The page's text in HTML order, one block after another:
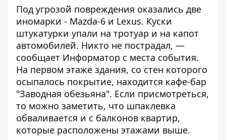
Под угрозой повреждения оказались две
иномарки - Mazda-6 и Lexus. Куски
штукатурки упали на тротуар и на капот
автомобилей. Никто не пострадал, —
сообщает Информатор с места события.
На первом этаже здания, со стен которого
осыпалось покрытие, находится кафе-бар
"Заводная обезьяна". Если присмотреться,
то можно заметить, что шпаклевка
обваливается и с балконов квартир,
которые расположены этажами выше.